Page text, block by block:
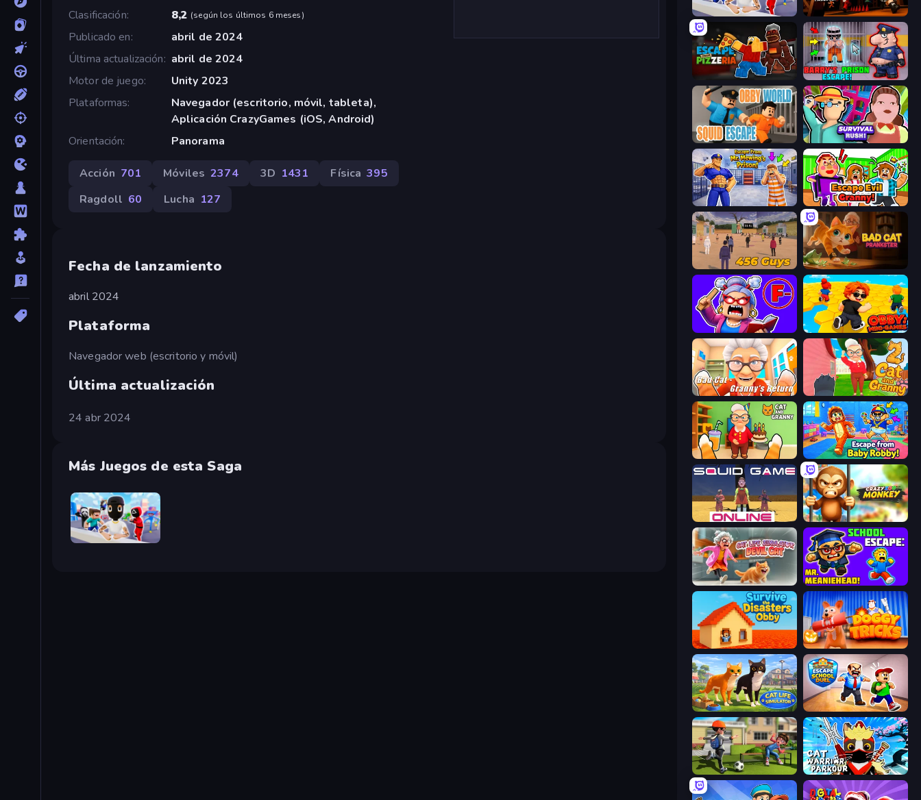
Clasificación
8,2 (según los últimos 6 meses)
Publicado en
abril de 2024
Última actualización
abril de 2024
Motor de juego
Unity 2023
Plataformas
Navegador (escritorio, móvil, tableta),
Aplicación CrazyGames (iOS, Android)
Orientación
Panorama
Acción 701 Móviles 2374 3D 1431 Física 395
Ragdoll 60 Lucha 127
Fecha de lanzamiento
abril 2024
Plataforma
Navegador web (escritorio y móvil)
Última actualización
24 abr 2024
Más Juegos de esta Saga
Mr. Dude: Online Multiverse Challenge
Obby Challenge: Prison Run
Escape From Pizzeria Barry's Prison Escape!
Survival Rush!
Escape From Mr.Meawing's Prison! Escape Evil Granny!
456 Guys Bad Cat Prankster
Obby: Mini-Games
Bad Cat - Granny's Return Cat and Granny 2
Cat and Granny Escape From Baby Robby!
Crazy Zoo Monkey
Cat Life Simulator: Devil Cat
Survive the Disasters: Obby Doggy Tricks
Cat Life Simulator 3D Escape School Duel
The Prank King Cat Warrior Parkour